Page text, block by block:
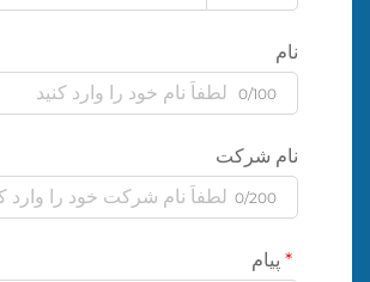
نام
0/100
نام شرکت
0/200
پیام